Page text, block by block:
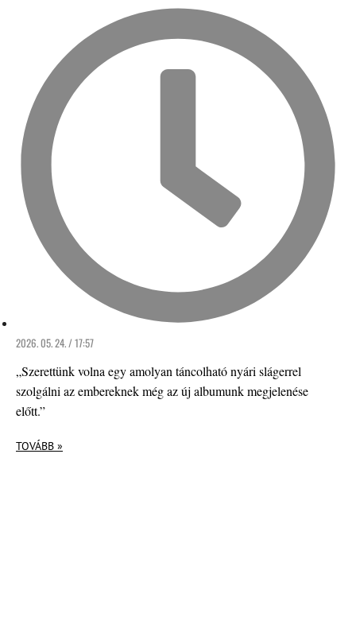
2026. 05. 24. / 17:57
„Szerettünk volna egy amolyan táncolható nyári slágerrel
szolgálni az embereknek még az új albumunk megjelenése
előtt.”
TOVÁBB »